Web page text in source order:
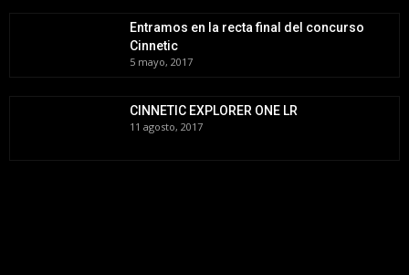
Entramos en la recta final del concurso
Cinnetic
5 mayo, 2017
CINNETIC EXPLORER ONE LR
11 agosto, 2017